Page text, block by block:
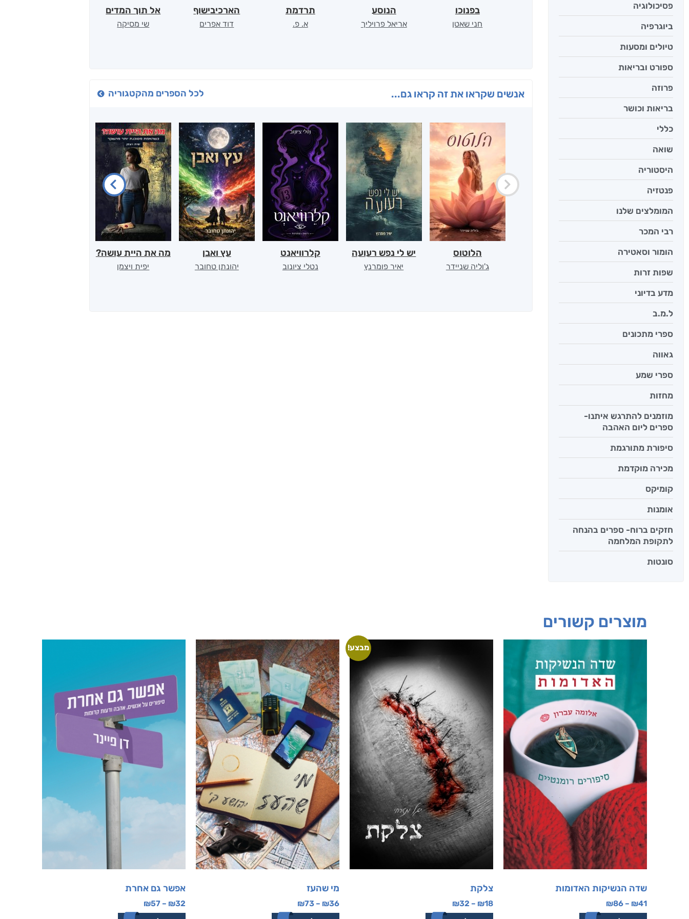
פסיכולוגיה
ביוגרפיה
טיולים ומסעות
ספורט ובריאות
פרוזה
בריאות וכושר
כללי
שואה
היסטוריה
פנטזיה
המומלצים שלנו
רבי המכר
הומור וסאטירה
שפות זרות
מדע בדיוני
ל.מ.ב
ספרי מתכונים
גאווה
ספרי שמע
מחזות
מוזמנים להתרגש איתנו-
ספרים ליום האהבה
סיפורת מתורגמת
מכירה מוקדמת
קומיקס
אומנות
חזקים ברוח- ספרים בהנחה
לתקופת המלחמה
סונטות
בפנוכו
חני שאטן
הנוסע
אריאל פרויליך
תרדמת
א. פ.
הארכיבישוף
דוד אפרים
אל תוך המדים
שי מסיקה
אנשים שקראו את זה קראו גם... לכל הספרים מהקטגוריה
הלוטוס
ג'וליה שניידר
יש לי נפש רעועה
יאיר פומרנץ
קלרוויאנט
נטלי ציונוב
עץ ואבן
יהונתן טחובר
מה את היית עושה?
יפית ויצמן
מוצרים קשורים
שדה הנשיקות האדומות
₪41
–
₪86
מבצע!
צלקת
₪18
–
₪32
מי שהעז
₪36
–
₪73
אפשר גם אחרת
₪32
–
₪57